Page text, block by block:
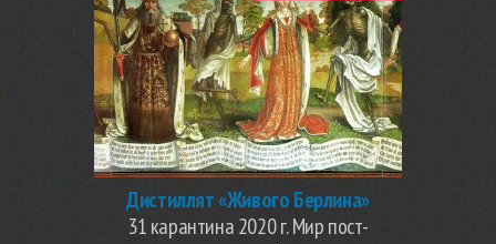
Дистиллят «Живого Берлина»
31 карантина 2020 г. Мир пост-